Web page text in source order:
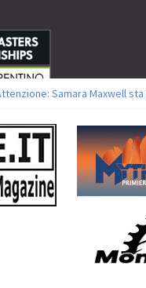
Samara Maxwell
XCO: vittorie per
Marathon Bike della
MTB: il Team Relay